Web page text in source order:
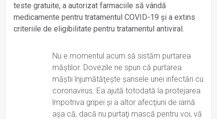
teste gratuite, a autorizat farmaciile să vândă
medicamente pentru tratamentul COVID-19 şi a extins
criteriile de eligibilitate pentru tratamentul antiviral.
Nu e momentul acum să sistăm purtarea
măştilor. Dovezile ne spun că purtarea
măştii înjumătăţeşte şansele unei infectări cu
coronavirus. Ea ajută totodată la protejarea
împotriva gripei şi a altor afecţiuni de iarnă
aşa că, dacă nu purtaţi mască pentru voi, vă